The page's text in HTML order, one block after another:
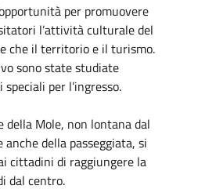
per promuovere
l’attività culturale del
che il territorio e il turismo.
sono state studiate
per l’ingresso.
della Mole, non lontana dal
della passeggiata, si
cittadini di raggiungere la
dal centro.